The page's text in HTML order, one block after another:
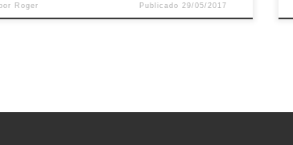
Roger Publicado 29/05/2017